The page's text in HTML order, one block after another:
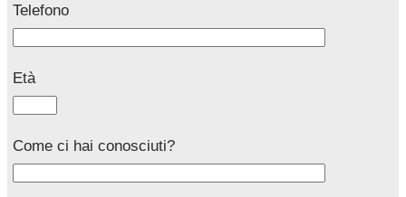
Telefono
Età
Come ci hai conosciuti?